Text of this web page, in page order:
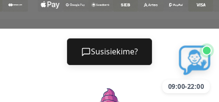
Susisiekime?
09:00-22:00